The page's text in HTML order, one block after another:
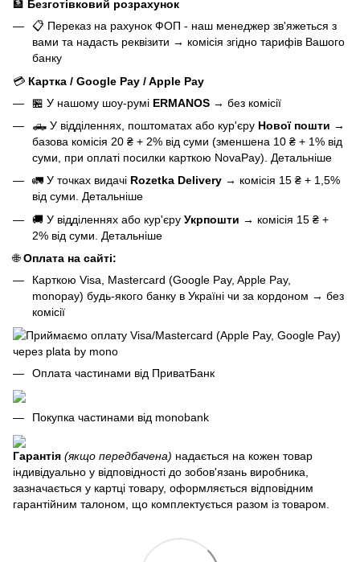
🏦 Безготівковий розрахунок
📋 Переказ на рахунок ФОП - наш менеджер зв'яжеться з
вами та надасть реквізити → комісія згідно тарифів Вашого
банку
💳 Картка / Google Pay / Apple Pay
🏪 У нашому шоу-румі ERMANOS → без комісії
🛻 У відділеннях, поштоматах або кур'єру Нової пошти →
базова комісія 20 ₴ + 2% від суми (зменшена 10 ₴ + 1% від
суми, при оплаті посилки карткою NovaPay). Детальніше
🚛 У точках видачі Rozetka Delivery → комісія 15 ₴ + 1,5%
від суми. Детальніше
🚚 У відділеннях або кур'єру Укрпошти → комісія 15 ₴ +
2% від суми. Детальніше
🌐Оплата на сайті:
Карткою Visa, Mastercard (Google Pay, Apple Pay,
monopay) будь-якого банку в Україні чи за кордоном → без
комісії
Оплата частинами від ПриватБанк
Покупка частинами від monobank
Гарантія (якщо передбачена) надається на кожен товар
індивідуально у відповідності до зобов'язань виробника,
зазначається у картці товару, оформляється відповідним
гарантійним талоном, що комплектується разом із товаром.